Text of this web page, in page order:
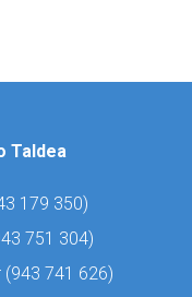
Taldea
179 350)
751 304)
(943 741 626)